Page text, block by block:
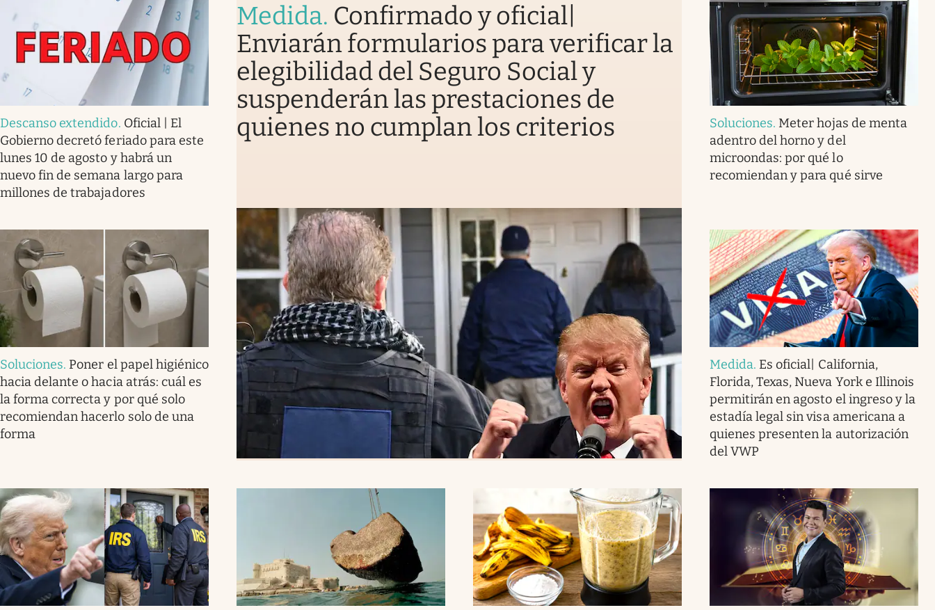
Descanso extendido. Oficial | El
Gobierno decretó feriado para este
lunes 10 de agosto y habrá un
nuevo fin de semana largo para
millones de trabajadores
Medida. Confirmado y oficial|
Enviarán formularios para verificar la
elegibilidad del Seguro Social y
suspenderán las prestaciones de
quienes no cumplan los criterios
Soluciones. Meter hojas de menta
adentro del horno y del
microondas: por qué lo
recomiendan y para qué sirve
Soluciones. Poner el papel higiénico
hacia delante o hacia atrás: cuál es
la forma correcta y por qué solo
recomiendan hacerlo solo de una
forma
Medida. Es oficial| California,
Florida, Texas, Nueva York e Illinois
permitirán en agosto el ingreso y la
estadía legal sin visa americana a
quienes presenten la autorización
del VWP